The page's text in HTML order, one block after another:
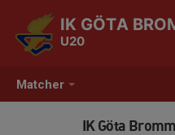
Matcher
IK GÖTA
U20
IK Göta